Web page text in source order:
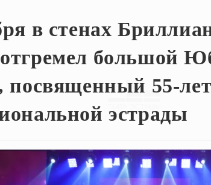
в стенах
большой
посвященный 55-
эстрады